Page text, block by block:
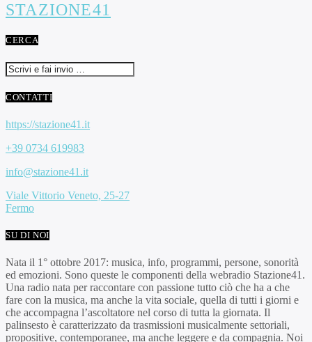
STAZIONE41
CERCA
CONTATTI
https://stazione41.it
+39 0734 619983
info@stazione41.it
Viale Vittorio Veneto, 25-27
Fermo
SU DI NOI
Nata il 1° ottobre 2017: musica, info, programmi, persone, sonorità
ed emozioni. Sono queste le componenti della webradio Stazione41.
Una radio nata per raccontare con passione tutto ciò che ha a che
fare con la musica, ma anche la vita sociale, quella di tutti i giorni e
che accompagna l’ascoltatore nel corso di tutta la giornata. Il
palinsesto è caratterizzato da trasmissioni musicalmente settoriali,
propositive, contemporanee, ma anche leggere e da compagnia. Noi